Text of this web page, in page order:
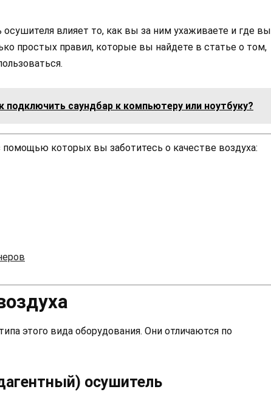
осушителя влияет то, как вы за ним ухаживаете и где вы
простых правил, которые вы найдете в статье о том,
подключить саундбар к компьютеру или ноутбуку?
которых вы заботитесь о качестве воздуха:
этого вида оборудования. Они отличаются по
осушитель